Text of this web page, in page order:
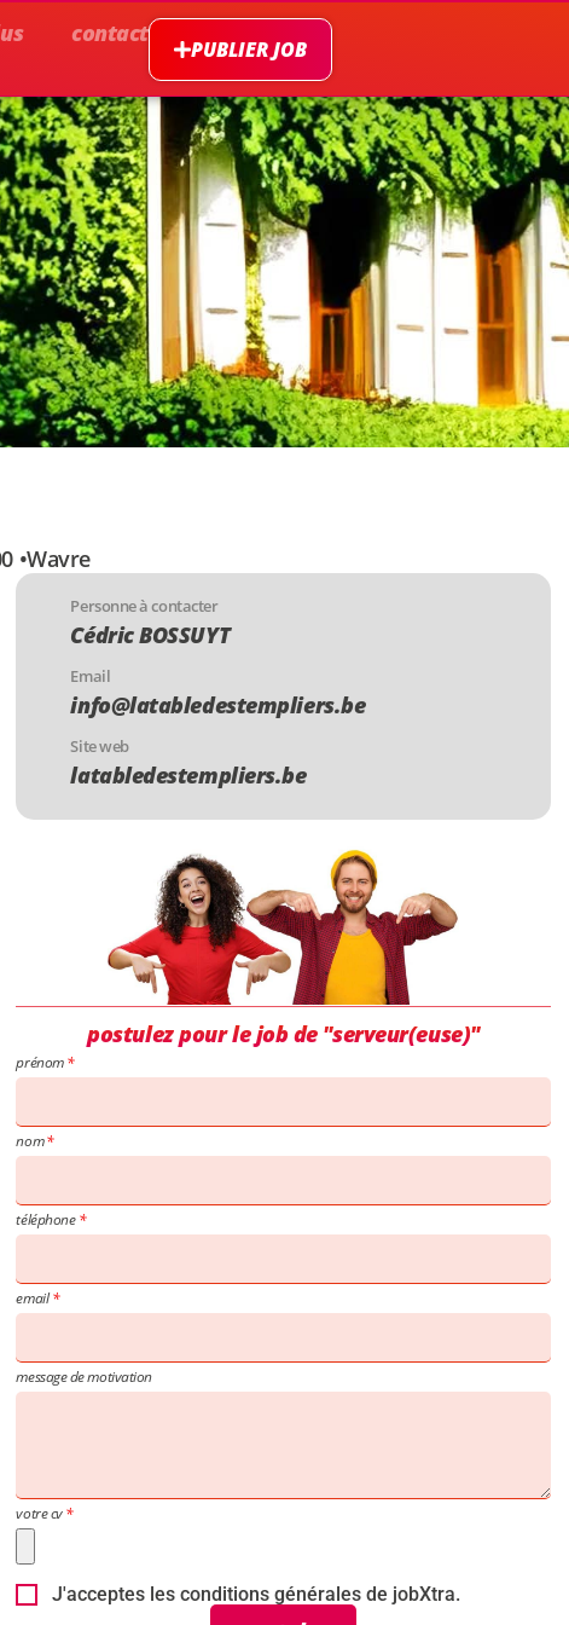
contact
PUBLIER JOB
•Wavre
Personne à contacter
Cédric BOSSUYT
Email
info@latabledestempliers.be
Site web
latabledestempliers.be
postulez pour le job de "serveur(euse)"
prénom
nom
téléphone
email
message de motivation
votre cv
J'acceptes les conditions générales de jobXtra.